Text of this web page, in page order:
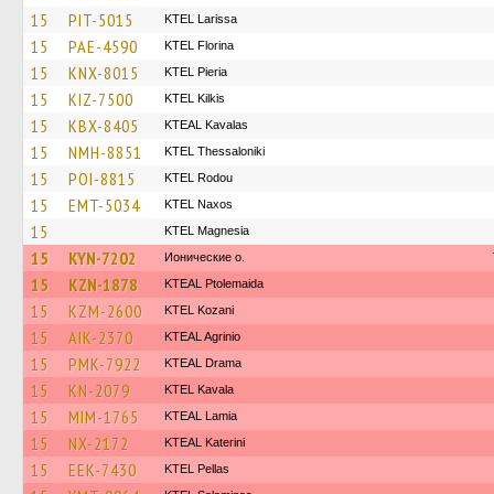
15 PIT-5015 KTEL Larissa
15 PAE-4590 KTEL Florina
15 KNX-8015 KTEL Pieria
15 KIZ-7500 KTEL Kilkis
15 KBX-8405 KTEAL Kavalas
15 NMH-8851 KTEL Thessaloniki
15 POI-8815 ΚΤΕL Rodou
15 EMT-5034 KTEL Naxos
15 ΚΤΕL Magnesia
15 KYN-7202 Ионические о.
15 KZN-1878 KTEAL Ptolemaida
15 KZM-2600 ΚΤΕL Kozani
15 AIK-2370 KTEAL Agrinio
15 PMK-7922 KTEAL Drama
15 KN-2079 KTEL Kavala
15 MIM-1765 KTEAL Lamia
15 NX-2172 KTEAL Katerini
15 EEK-7430 KTEL Pellas